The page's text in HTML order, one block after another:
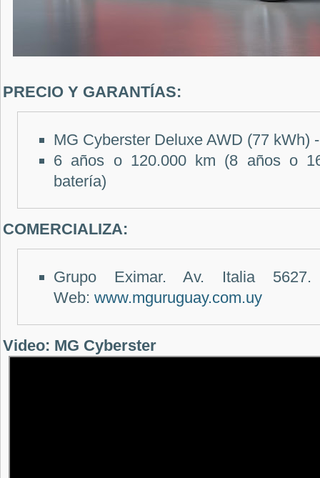
PRECIO Y GARANTÍAS:
MG Cyberster Deluxe AWD (77 kWh)
6 años o 120.000 km (8 años o
batería)
COMERCIALIZA:
Grupo Eximar. Av. Italia 5627.
Web: www.mguruguay.com.uy
Video: MG Cyberster